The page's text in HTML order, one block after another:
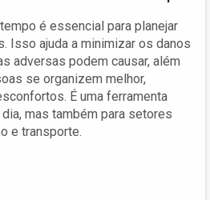
é essencial para planejar
Isso ajuda a minimizar os danos
adversas podem causar, além
se organizem melhor,
É uma ferramenta
mas também para setores
e transporte.